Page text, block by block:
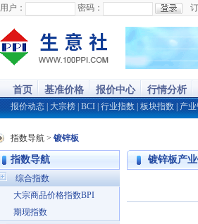
用户： 密码：
首页 基准价格 报价中心 行情分析
报价动态 大宗榜 BCI 行业指数 板块指数 产
指数导航 > 镀锌板
指数导航
综合指数
大宗商品价格指数BPI
期现指数
镀锌板产